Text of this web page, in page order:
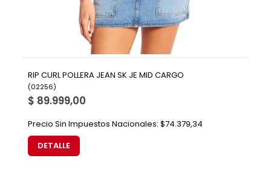
RIP CURL POLLERA JEAN SK JE MID CARGO
(02256)
$ 89.999,00
Precio Sin Impuestos Nacionales: $74.379,34
DETALLE